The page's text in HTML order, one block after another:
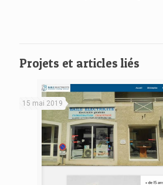
Projets et articles liés
15 mai 2019